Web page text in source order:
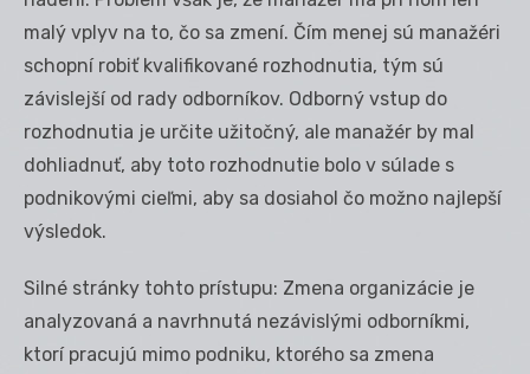
malý vplyv na to, čo sa zmení. Čím menej sú manažéri
schopní robiť kvalifikované rozhodnutia, tým sú
závislejší od rady odborníkov. Odborný vstup do
rozhodnutia je určite užitočný, ale manažér by mal
dohliadnuť, aby toto rozhodnutie bolo v súlade s
podnikovými cieľmi, aby sa dosiahol čo možno najlepší
výsledok.
Silné stránky tohto prístupu: Zmena organizácie je
analyzovaná a navrhnutá nezávislými odborníkmi,
ktorí pracujú mimo podniku, ktorého sa zmena